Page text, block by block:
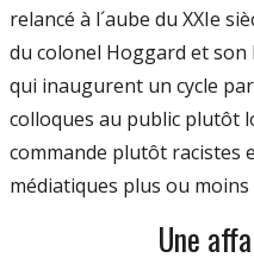
relancé à l´aube du XXIe
du colonel Hoggard et son
qui inaugurent un cycle
colloques au public plutôt
commande plutôt racistes
médiatiques plus ou moins
Une